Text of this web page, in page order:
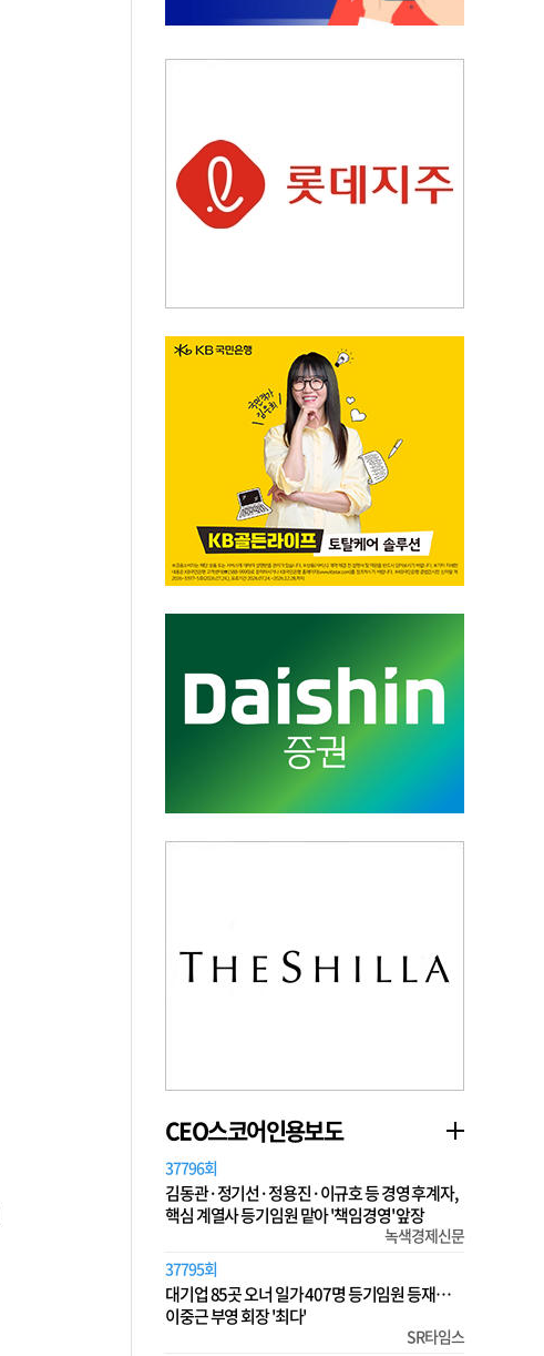
CEO스코어인용보도
37796회
김동관·정기선·정용진·이규호 등 경영 후계자,
핵심 계열사 등기임원 맡아 '책임경영' 앞장
녹색경제신문
37795회
대기업 85곳 오너 일가 407명 등기임원 등재…
이중근 부영 회장 '최다'
SR타임스